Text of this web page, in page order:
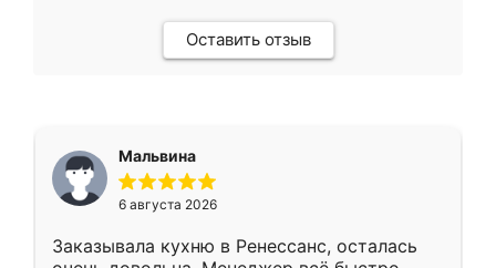
Оставить отзыв
Мальвина
6 августа 2026
Заказывала кухню в Ренессанс, осталась